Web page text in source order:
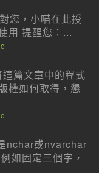
您，小喵在此授
用 提醒您：...
篇文章中的程式
權如何取得，懇
nchar或nvarchar
如固定三個字，